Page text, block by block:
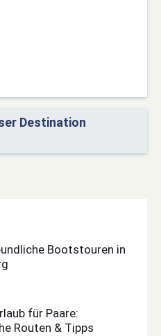
Destination
Bootstouren in
für Paare:
Routen & Tipps